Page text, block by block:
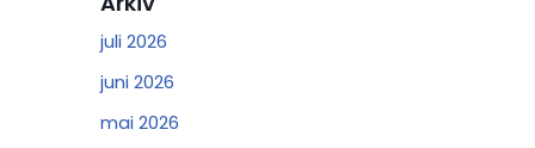
juli 2026
juni 2026
mai 2026